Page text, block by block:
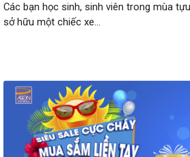
Các bạn học sinh, sinh viên trong mùa
sở hữu một chiếc xe...